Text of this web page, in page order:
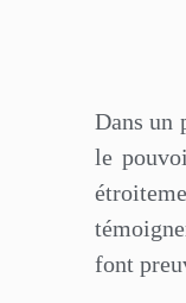
Dans un
le
font